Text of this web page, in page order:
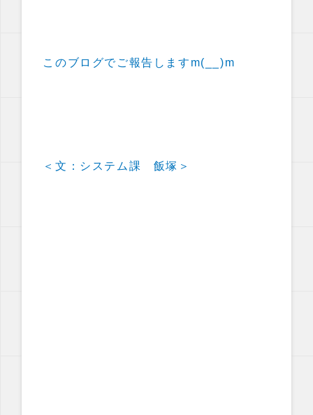
このブログでご報告しますm(__)m
＜文：システム課 飯塚＞